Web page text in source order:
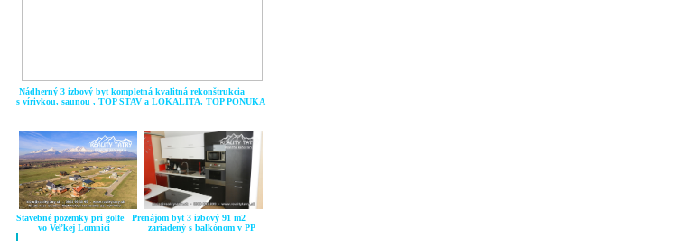
Nádherný 3 izbový byt kompletná kvalitná rekonštrukcia
s vírivkou, saunou , TOP STAV a LOKALITA, TOP PONUKA
Stavebné pozemky pri golfe Prenájom byt 3 izbový 91 m2
vo Veľkej Lomnici zariadený s balkónom v PP